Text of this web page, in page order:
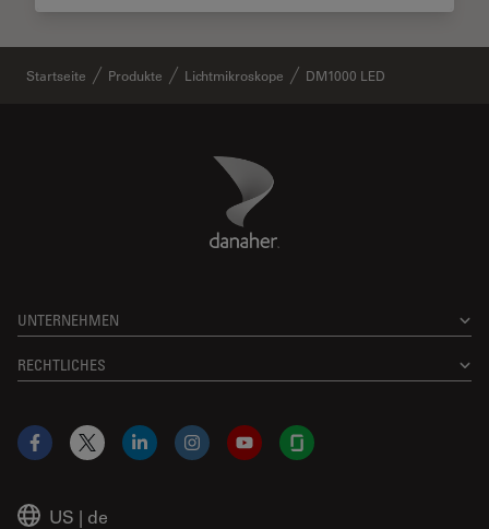
Startseite Produkte Lichtmikroskope DM1000 LED
Danaher Logo
UNTERNEHMEN
RECHTLICHES
US | de
Facebook
X LinkedInInstagramYouTubeGlassdoor